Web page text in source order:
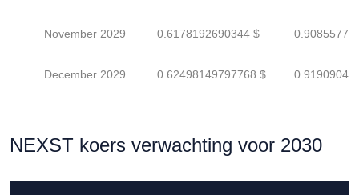
November 2029 0.6178192690344 $
December 2029 0.62498149797768 $
NEXST koers verwachting voor 2030